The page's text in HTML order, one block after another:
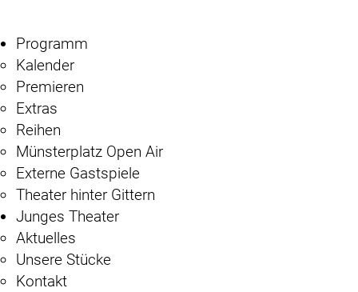
Programm
Kalender
Premieren
Extras
Reihen
Münsterplatz Open Air
Externe Gastspiele
Theater hinter Gittern
Junges Theater
Aktuelles
Unsere Stücke
Kontakt